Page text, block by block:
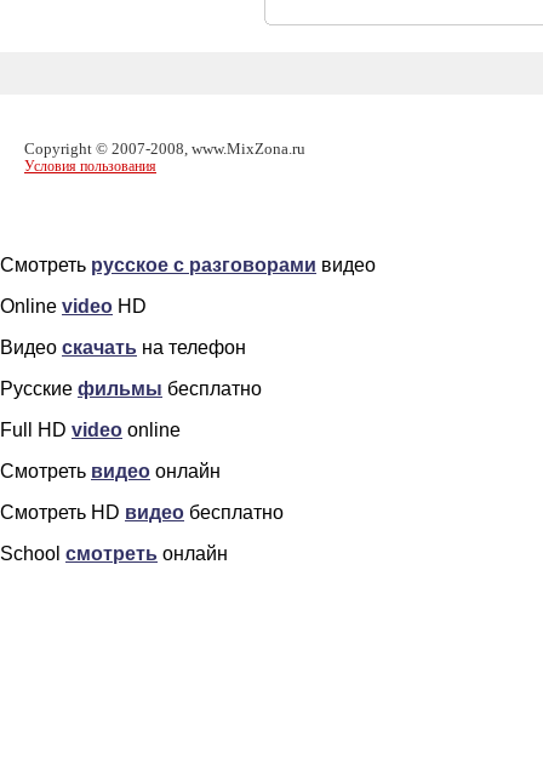
Copyright © 2007-2008, www.MixZona.ru
Условия пользования
Смотреть русское с разговорами видео
Online video HD
Видео скачать на телефон
Русские фильмы бесплатно
Full HD video online
Смотреть видео онлайн
Смотреть HD видео бесплатно
School смотреть онлайн